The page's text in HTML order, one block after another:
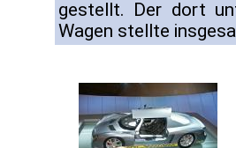
gestellt. Der dort
Wagen stellte